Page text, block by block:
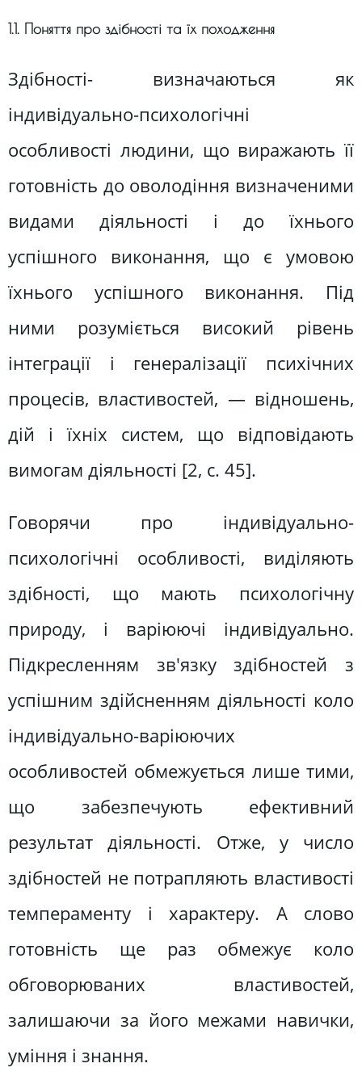
1.1. Поняття про здібності та їх походження
Здібності- визначаються як
індивідуально-психологічні
особливості людини, що виражають її
готовність до оволодіння визначеними
видами діяльності і до їхнього
успішного виконання, що є умовою
їхнього успішного виконання. Під
ними розуміється високий рівень
інтеграції і генералізації психічних
процесів, властивостей, — відношень,
дій і їхніх систем, що відповідають
вимогам діяльності [2, с. 45].
Говорячи про індивідуально-
психологічні особливості, виділяють
здібності, що мають психологічну
природу, і варіюючі індивідуально.
Підкресленням зв'язку здібностей з
успішним здійсненням діяльності коло
індивідуально-варіюючих
особливостей обмежується лише тими,
що забезпечують ефективний
результат діяльності. Отже, у число
здібностей не потрапляють властивості
темпераменту і характеру. А слово
готовність ще раз обмежує коло
обговорюваних властивостей,
залишаючи за його межами навички,
уміння і знання.